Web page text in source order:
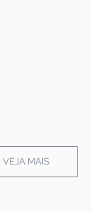
VEJA MAIS